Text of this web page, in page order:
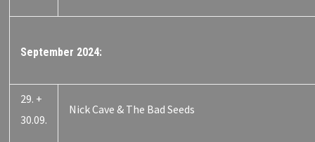
September 2024:
29. +
30.09.
Nick Cave & The Bad Seeds